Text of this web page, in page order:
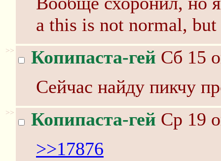
а this is not normal,
>> Копипаста-гей Сб 15
Сейчас найду пикчу
>> Копипаста-гей Ср 19
>>17876